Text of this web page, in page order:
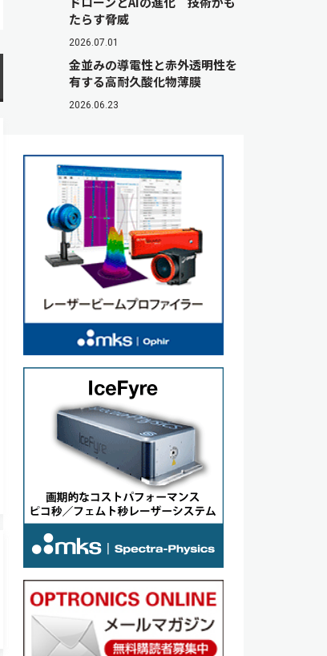
たらす脅威
2026.07.01
金並みの導電性と赤外透明性を
有する高耐久酸化物薄膜
2026.06.23